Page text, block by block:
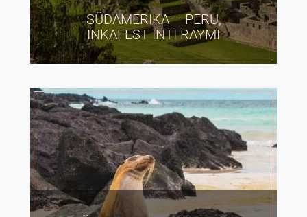
SÜDAMERIKA – PERU,
INKAFEST INTI RAYMI